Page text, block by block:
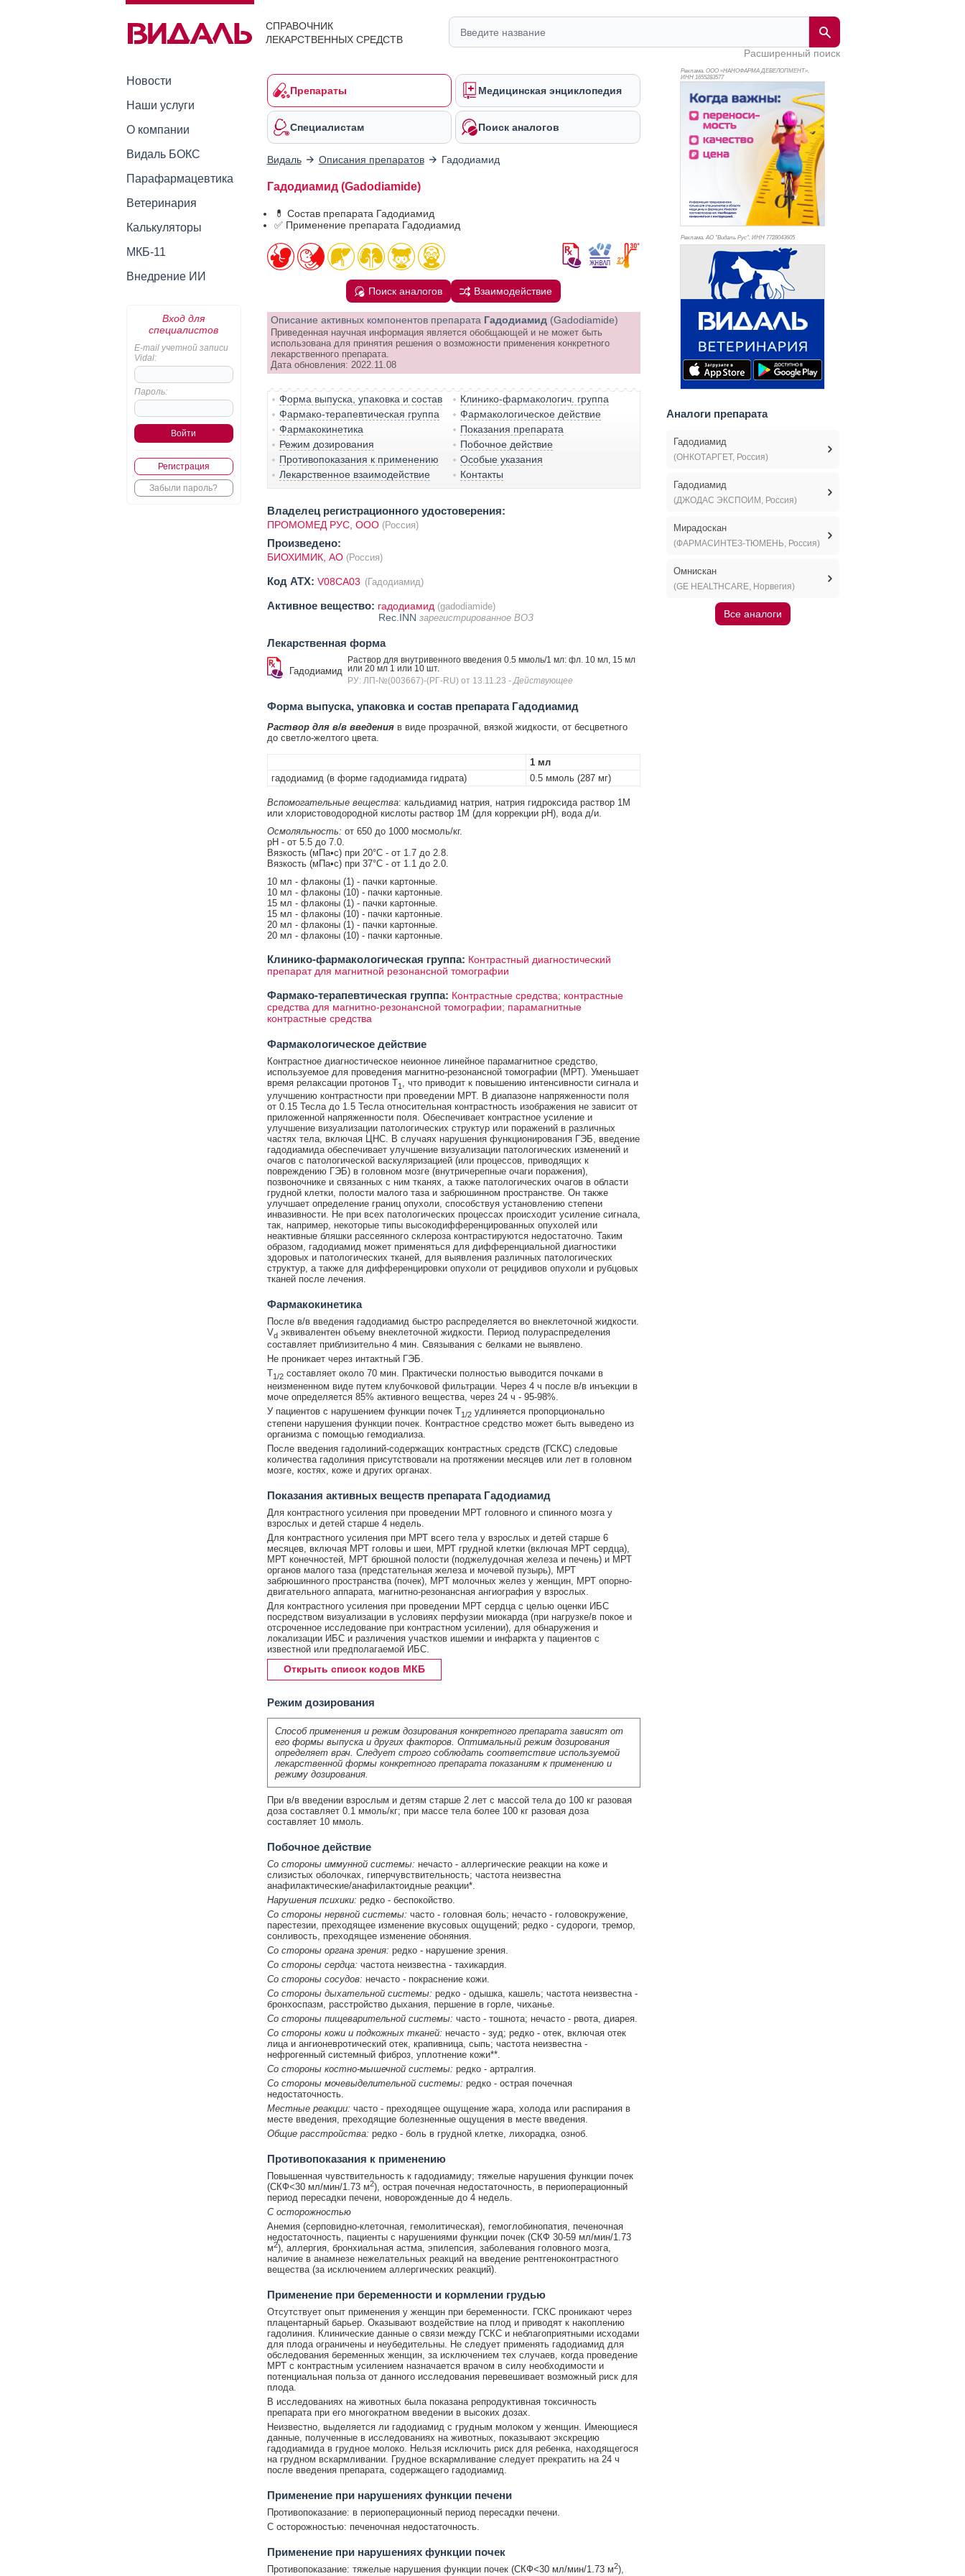
СПРАВОЧНИК
ЛЕКАРСТВЕННЫХ СРЕДСТВ
Расширенный поиск
Новости
Наши услуги
О компании
Видаль БОКС
Парафармацевтика
Ветеринария
Калькуляторы
МКБ-11
Внедрение ИИ
Вход для
специалистов
E-mail учетной записи
Vidal:
Пароль:
Регистрация
Забыли пароль?
Препараты Медицинская энциклопедия
Специалистам Поиск аналогов
Видаль Описания препаратов Гадодиамид
Гадодиамид (Gadodiamide)
💊 Состав препарата Гадодиамид
✅ Применение препарата Гадодиамид
Поиск аналогов Взаимодействие
Описание активных компонентов препарата Гадодиамид (Gadodiamide)
Приведенная научная информация является обобщающей и не может быть
использована для принятия решения о возможности применения конкретного
лекарственного препарата.
Дата обновления: 2022.11.08
Форма выпуска, упаковка и состав
Клинико-фармакологич. группа
Фармако-терапевтическая группа
Фармакологическое действие
Фармакокинетика
Показания препарата
Режим дозирования
Побочное действие
Противопоказания к применению
Особые указания
Лекарственное взаимодействие
Контакты
Владелец регистрационного удостоверения:
ПРОМОМЕД РУС, ООО (Россия)
Произведено:
БИОХИМИК, АО (Россия)
Код ATX: V08CA03 (Гадодиамид)
Активное вещество: гадодиамид (gadodiamide)
Rec.INN зарегистрированное ВОЗ
Лекарственная форма
Гадодиамид
Раствор для внутривенного введения 0.5 ммоль/1 мл: фл. 10 мл, 15 мл
или 20 мл 1 или 10 шт.
РУ: ЛП-№(003667)-(РГ-RU) от 13.11.23 - Действующее
Форма выпуска, упаковка и состав препарата Гадодиамид
Раствор для в/в введения в виде прозрачной, вязкой жидкости, от бесцветного
до светло-желтого цвета.
1 мл
гадодиамид (в форме гадодиамида гидрата)
0.5 ммоль (287 мг)
Вспомогательные вещества: кальдиамид натрия, натрия гидроксида раствор 1М
или хлористоводородной кислоты раствор 1М (для коррекции pH), вода д/и.
Осмоляльность: от 650 до 1000 мосмоль/кг.
pH - от 5.5 до 7.0.
Вязкость (мПа•с) при 20°C - от 1.7 до 2.8.
Вязкость (мПа•с) при 37°C - от 1.1 до 2.0.
10 мл - флаконы (1) - пачки картонные.
10 мл - флаконы (10) - пачки картонные.
15 мл - флаконы (1) - пачки картонные.
15 мл - флаконы (10) - пачки картонные.
20 мл - флаконы (1) - пачки картонные.
20 мл - флаконы (10) - пачки картонные.
Клинико-фармакологическая группа: Контрастный диагностический
препарат для магнитной резонансной томографии
Фармако-терапевтическая группа: Контрастные средства; контрастные
средства для магнитно-резонансной томографии; парамагнитные
контрастные средства
Фармакологическое действие
Контрастное диагностическое неионное линейное парамагнитное средство,
используемое для проведения магнитно-резонансной томографии (МРТ). Уменьшает
время релаксации протонов Т1 , что приводит к повышению интенсивности сигнала и
улучшению контрастности при проведении МРТ. В диапазоне напряженности поля
от 0.15 Тесла до 1.5 Тесла относительная контрастность изображения не зависит от
приложенной напряженности поля. Обеспечивает контрастное усиление и
улучшение визуализации патологических структур или поражений в различных
частях тела, включая ЦНС. В случаях нарушения функционирования ГЭБ, введение
гадодиамида обеспечивает улучшение визуализации патологических изменений и
очагов с патологической васкуляризацией (или процессов, приводящих к
повреждению ГЭБ) в головном мозге (внутричерепные очаги поражения),
позвоночнике и связанных с ним тканях, а также патологических очагов в области
грудной клетки, полости малого таза и забрюшинном пространстве. Он также
улучшает определение границ опухоли, способствуя установлению степени
инвазивности. Не при всех патологических процессах происходит усиление сигнала,
так, например, некоторые типы высокодифференцированных опухолей или
неактивные бляшки рассеянного склероза контрастируются недостаточно. Таким
образом, гадодиамид может применяться для дифференциальной диагностики
здоровых и патологических тканей, для выявления различных патологических
структур, а также для дифференцировки опухоли от рецидивов опухоли и рубцовых
тканей после лечения.
Фармакокинетика
После в/в введения гадодиамид быстро распределяется во внеклеточной жидкости.
Vdэквивалентен объему внеклеточной жидкости. Период полураспределения
составляет приблизительно 4 мин. Связывания с белками не выявлено.
Не проникает через интактный ГЭБ.
T1/2составляет около 70 мин. Практически полностью выводится почками в
неизмененном виде путем клубочковой фильтрации. Через 4 ч после в/в инъекции в
моче определяется 85% активного вещества, через 24 ч - 95-98%.
У пациентов с нарушением функции почек T1/2удлиняется пропорционально
степени нарушения функции почек. Контрастное средство может быть выведено из
организма с помощью гемодиализа.
После введения гадолиний-содержащих контрастных средств (ГСКС) следовые
количества гадолиния присутствовали на протяжении месяцев или лет в головном
мозге, костях, коже и других органах.
Показания активных веществ препарата Гадодиамид
Для контрастного усиления при проведении МРТ головного и спинного мозга у
взрослых и детей старше 4 недель.
Для контрастного усиления при МРТ всего тела у взрослых и детей старше 6
месяцев, включая МРТ головы и шеи, МРТ грудной клетки (включая МРТ сердца),
МРТ конечностей, МРТ брюшной полости (поджелудочная железа и печень) и МРТ
органов малого таза (предстательная железа и мочевой пузырь), МРТ
забрюшинного пространства (почек), МРТ молочных желез у женщин, МРТ опорно-
двигательного аппарата, магнитно-резонансная ангиография у взрослых.
Для контрастного усиления при проведении МРТ сердца с целью оценки ИБС
посредством визуализации в условиях перфузии миокарда (при нагрузке/в покое и
отсроченное исследование при контрастном усилении), для обнаружения и
локализации ИБС и различения участков ишемии и инфаркта у пациентов с
известной или предполагаемой ИБС.
Открыть список кодов МКБ
Режим дозирования
Способ применения и режим дозирования конкретного препарата зависят от
его формы выпуска и других факторов. Оптимальный режим дозирования
определяет врач. Следует строго соблюдать соответствие используемой
лекарственной формы конкретного препарата показаниям к применению и
режиму дозирования.
При в/в введении взрослым и детям старше 2 лет с массой тела до 100 кг разовая
доза составляет 0.1 ммоль/кг; при массе тела более 100 кг разовая доза
составляет 10 ммоль.
Побочное действие
Со стороны иммунной системы: нечасто - аллергические реакции на коже и
слизистых оболочках, гиперчувствительность; частота неизвестна
анафилактические/анафилактоидные реакции*.
Нарушения психики: редко - беспокойство.
Со стороны нервной системы: часто - головная боль; нечасто - головокружение,
парестезии, преходящее изменение вкусовых ощущений; редко - судороги, тремор,
сонливость, преходящее изменение обоняния.
Со стороны органа зрения: редко - нарушение зрения.
Со стороны сердца: частота неизвестна - тахикардия.
Со стороны сосудов: нечасто - покраснение кожи.
Со стороны дыхательной системы: редко - одышка, кашель; частота неизвестна -
бронхоспазм, расстройство дыхания, першение в горле, чиханье.
Со стороны пищеварительной системы: часто - тошнота; нечасто - рвота, диарея.
Со стороны кожи и подкожных тканей: нечасто - зуд; редко - отек, включая отек
лица и ангионевротический отек, крапивница, сыпь; частота неизвестна -
нефрогенный системный фиброз, уплотнение кожи**.
Со стороны костно-мышечной системы: редко - артралгия.
Со стороны мочевыделительной системы: редко - острая почечная
недостаточность.
Местные реакции: часто - преходящее ощущение жара, холода или распирания в
месте введения, преходящие болезненные ощущения в месте введения.
Общие расстройства: редко - боль в грудной клетке, лихорадка, озноб.
Противопоказания к применению
Повышенная чувствительность к гадодиамиду; тяжелые нарушения функции почек
(СКФ<30 мл/мин/1.73 м2), острая почечная недостаточность, в периоперационный
период пересадки печени, новорожденные до 4 недель.
С осторожностью
Анемия (серповидно-клеточная, гемолитическая), гемоглобинопатия, печеночная
недостаточность, пациенты с нарушениями функции почек (СКФ 30-59 мл/мин/1.73
м2), аллергия, бронхиальная астма, эпилепсия, заболевания головного мозга,
наличие в анамнезе нежелательных реакций на введение рентгеноконтрастного
вещества (за исключением аллергических реакций).
Применение при беременности и кормлении грудью
Отсутствует опыт применения у женщин при беременности. ГСКС проникают через
плацентарный барьер. Оказывают воздействие на плод и приводят к накоплению
гадолиния. Клинические данные о связи между ГСКС и неблагоприятными исходами
для плода ограничены и неубедительны. Не следует применять гадодиамид для
обследования беременных женщин, за исключением тех случаев, когда проведение
МРТ с контрастным усилением назначается врачом в силу необходимости и
потенциальная польза от данного исследования перевешивает возможный риск для
плода.
В исследованиях на животных была показана репродуктивная токсичность
препарата при его многократном введении в высоких дозах.
Неизвестно, выделяется ли гадодиамид с грудным молоком у женщин. Имеющиеся
данные, полученные в исследованиях на животных, показывают экскрецию
гадодиамида в грудное молоко. Нельзя исключить риск для ребенка, находящегося
на грудном вскармливании. Грудное вскармливание следует прекратить на 24 ч
после введения препарата, содержащего гадодиамид.
Применение при нарушениях функции печени
Противопоказание: в периоперационный период пересадки печени.
С осторожностью: печеночная недостаточность.
Применение при нарушениях функции почек
Противопоказание: тяжелые нарушения функции почек (СКФ<30 мл/мин/1.73 м2),
Реклама. ООО «НАНОФАРМА ДЕВЕЛОПМЕНТ»,
ИНН 1655283577
Реклама. АО "Видаль Рус", ИНН 7728043605
Аналоги препарата
Гадодиамид
(ОНКОТАРГЕТ, Россия)
Гадодиамид
(ДЖОДАС ЭКСПОИМ, Россия)
Мирадоскан
(ФАРМАСИНТЕЗ-ТЮМЕНЬ, Россия)
Омнискан
(GE HEALTHCARE, Норвегия)
Все аналоги